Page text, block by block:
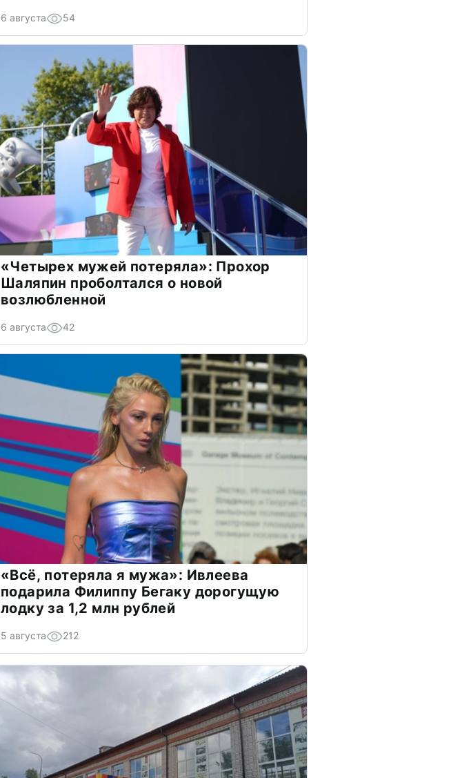
6 августа 54
«Четырех мужей потеряла»: Прохор
Шаляпин проболтался о новой
возлюбленной
6 августа 42
«Всё, потеряла я мужа»: Ивлеева
подарила Филиппу Бегаку дорогущую
лодку за 1,2 млн рублей
5 августа 212